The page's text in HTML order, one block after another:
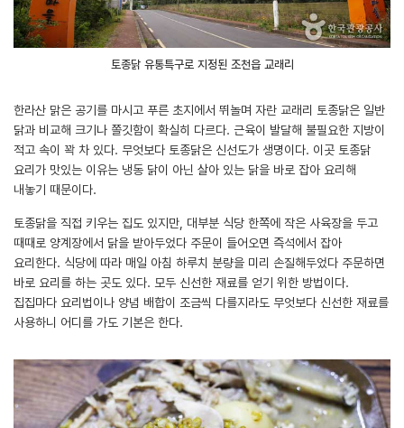
토종닭 유통특구로 지정된 조천읍 교래리
한라산 맑은 공기를 마시고 푸른 초지에서 뛰놀며 자란 교래리 토종닭은 일반
닭과 비교해 크기나 쫄깃함이 확실히 다르다. 근육이 발달해 불필요한 지방이
적고 속이 꽉 차 있다. 무엇보다 토종닭은 신선도가 생명이다. 이곳 토종닭
요리가 맛있는 이유는 냉동 닭이 아닌 살아 있는 닭을 바로 잡아 요리해
내놓기 때문이다.
토종닭을 직접 키우는 집도 있지만, 대부분 식당 한쪽에 작은 사육장을 두고
때때로 양계장에서 닭을 받아두었다 주문이 들어오면 즉석에서 잡아
요리한다. 식당에 따라 매일 아침 하루치 분량을 미리 손질해두었다 주문하면
바로 요리를 하는 곳도 있다. 모두 신선한 재료를 얻기 위한 방법이다.
집집마다 요리법이나 양념 배합이 조금씩 다를지라도 무엇보다 신선한 재료를
사용하니 어디를 가도 기본은 한다.